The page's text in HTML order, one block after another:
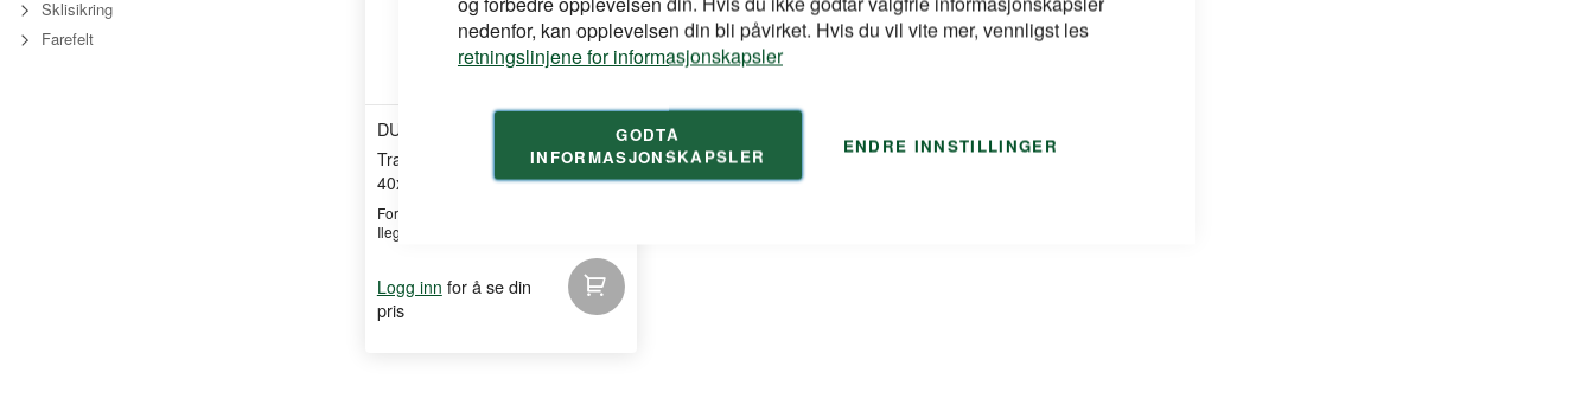
nedenfor, kan opplevelsen din bli påvirket. Hvis du vil vite mer, vennligst les
retningslinjene for informasjonskapsler
GODTA
INFORMASJONSKAPSLER
ENDRE INNSTILLINGER
DURI
Trappenese PL90 Sort plast
40x40x3000mm
For diamondplast Ilegg 25mm.
Ileggene leveres i far ...
Logg inn for å se din
pris
Sklisikring
Farefelt